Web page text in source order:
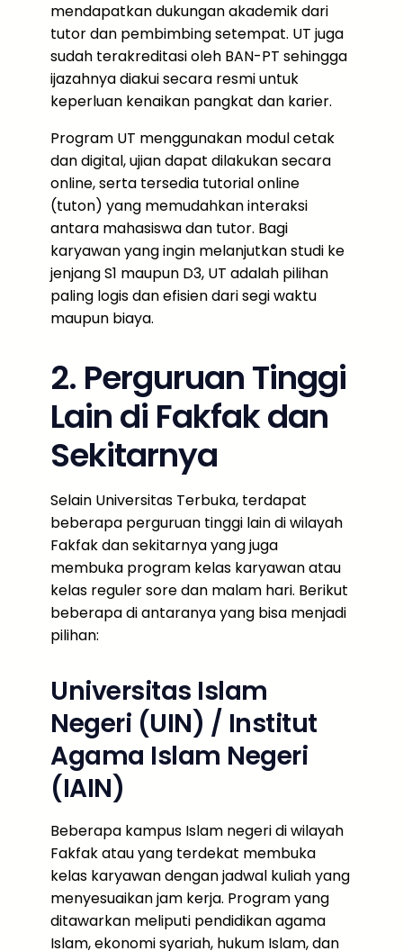
mendapatkan dukungan akademik dari
tutor dan pembimbing setempat. UT juga
sudah terakreditasi oleh BAN-PT sehingga
ijazahnya diakui secara resmi untuk
keperluan kenaikan pangkat dan karier.
Program UT menggunakan modul cetak
dan digital, ujian dapat dilakukan secara
online, serta tersedia tutorial online
(tuton) yang memudahkan interaksi
antara mahasiswa dan tutor. Bagi
karyawan yang ingin melanjutkan studi ke
jenjang S1 maupun D3, UT adalah pilihan
paling logis dan efisien dari segi waktu
maupun biaya.
2. Perguruan Tinggi
Lain di Fakfak dan
Sekitarnya
Selain Universitas Terbuka, terdapat
beberapa perguruan tinggi lain di wilayah
Fakfak dan sekitarnya yang juga
membuka program kelas karyawan atau
kelas reguler sore dan malam hari. Berikut
beberapa di antaranya yang bisa menjadi
pilihan:
Universitas Islam
Negeri (UIN) / Institut
Agama Islam Negeri
(IAIN)
Beberapa kampus Islam negeri di wilayah
Fakfak atau yang terdekat membuka
kelas karyawan dengan jadwal kuliah yang
menyesuaikan jam kerja. Program yang
ditawarkan meliputi pendidikan agama
Islam, ekonomi syariah, hukum Islam, dan